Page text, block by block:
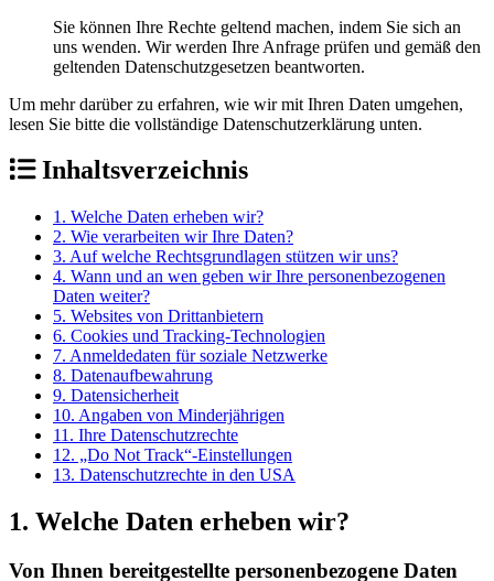
Sie können Ihre Rechte geltend machen, indem Sie sich an
uns wenden. Wir werden Ihre Anfrage prüfen und gemäß den
geltenden Datenschutzgesetzen beantworten.
Um mehr darüber zu erfahren, wie wir mit Ihren Daten umgehen,
lesen Sie bitte die vollständige Datenschutzerklärung unten.
Inhaltsverzeichnis
1. Welche Daten erheben wir?
2. Wie verarbeiten wir Ihre Daten?
3. Auf welche Rechtsgrundlagen stützen wir uns?
4. Wann und an wen geben wir Ihre personenbezogenen
Daten weiter?
5. Websites von Drittanbietern
6. Cookies und Tracking-Technologien
7. Anmeldedaten für soziale Netzwerke
8. Datenaufbewahrung
9. Datensicherheit
10. Angaben von Minderjährigen
11. Ihre Datenschutzrechte
12. „Do Not Track“-Einstellungen
13. Datenschutzrechte in den USA
1. Welche Daten erheben wir?
Von Ihnen bereitgestellte personenbezogene Daten